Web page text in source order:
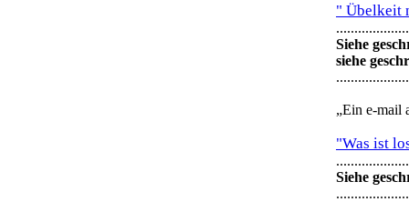
" Übelkeit
Siehe
siehe
„Ein e-mail
"Was ist
Siehe